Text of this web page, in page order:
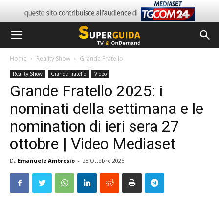
Home Reality Show Grande Fratello
Reality Show Grande Fratello Video
Grande Fratello 2025: i
nominati della settimana e le
nomination di ieri sera 27
ottobre | Video Mediaset
Da Emanuele Ambrosio - 28 Ottobre 2025